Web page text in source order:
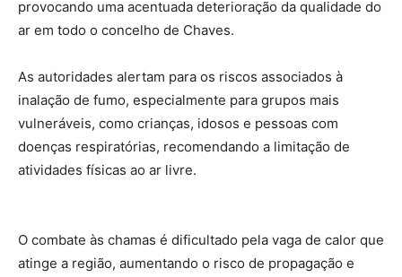
provocando uma acentuada deterioração da qualidade do
ar em todo o concelho de Chaves.
As autoridades alertam para os riscos associados à
inalação de fumo, especialmente para grupos mais
vulneráveis, como crianças, idosos e pessoas com
doenças respiratórias, recomendando a limitação de
atividades físicas ao ar livre.
O combate às chamas é dificultado pela vaga de calor que
atinge a região, aumentando o risco de propagação e